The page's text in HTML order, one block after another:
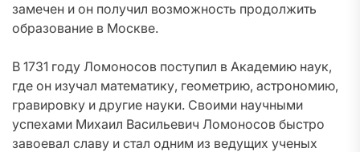
замечен и он получил возможность продолжить
образование в Москве.
В 1731 году Ломоносов поступил в Академию наук,
где он изучал математику, геометрию, астрономию,
гравировку и другие науки. Своими научными
успехами Михаил Васильевич Ломоносов быстро
завоевал славу и стал одним из ведущих ученых